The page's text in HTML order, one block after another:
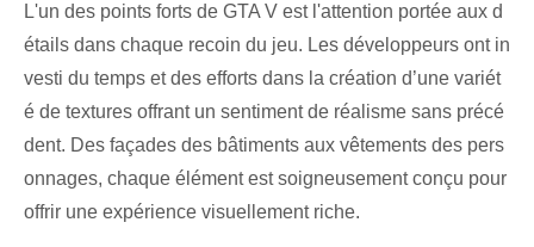
L'un des points forts de GTA V est l'attention portée aux d
étails dans chaque recoin du jeu. Les développeurs ont in
vesti du temps et des efforts dans la création d’une variét
é de textures offrant un sentiment de réalisme sans précé
dent. Des façades des bâtiments aux vêtements des pers
onnages, chaque élément est soigneusement conçu pour
offrir une expérience visuellement riche.